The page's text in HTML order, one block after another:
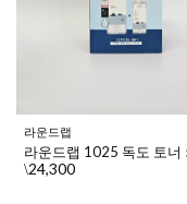
라운드랩
\24,300